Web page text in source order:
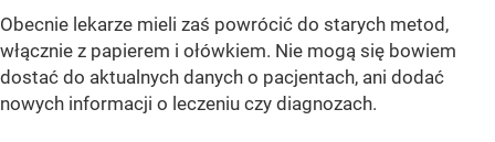
Obecnie lekarze mieli zaś powrócić do starych metod,
włącznie z papierem i ołówkiem. Nie mogą się bowiem
dostać do aktualnych danych o pacjentach, ani dodać
nowych informacji o leczeniu czy diagnozach.